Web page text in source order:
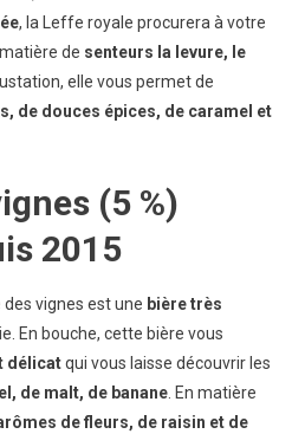
, la Leffe royale procurera à votre
de senteurs la levure, le
elle vous permet de
de douces épices, de caramel et
(5 %)
2015
des vignes est une bière très
En bouche, cette bière vous
délicatqui vous laisse découvrir les
de malt, de banane. En matière
de fleurs, de raisin et de